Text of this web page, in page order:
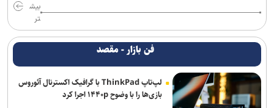
بیش
تر
فن بازار - مقصد
لپ‌تاپ ThinkPad با گرافیک اکسترنال آئوروس
بازی‌ها را با وضوح ۱۴۴۰p اجرا کرد